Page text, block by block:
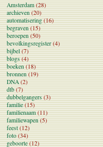
Amsterdam (28)
archieven (20)
automatisering (16)
begraven (15)
beroepen (50)
bevolkingsregister (4)
bijbel (7)
blogs (4)
boeken (18)
bronnen (19)
DNA (2)
dtb (7)
dubbelgangers (3)
familie (15)
familienaam (11)
familiewapen (5)
feest (12)
foto (34)
geboorte (12)